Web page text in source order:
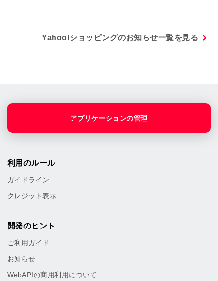
Yahoo!ショッピングのお知らせ一覧を見る
アプリケーションの管理
利用のルール
ガイドライン
クレジット表示
開発のヒント
ご利用ガイド
お知らせ
WebAPIの商用利用について